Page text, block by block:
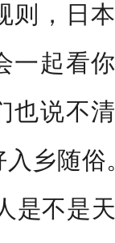
则，日
一起看
也说不
入乡随俗
是不是